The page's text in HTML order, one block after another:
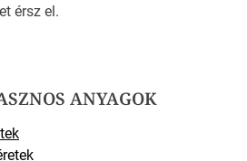
érsz el.
ANYAGOK